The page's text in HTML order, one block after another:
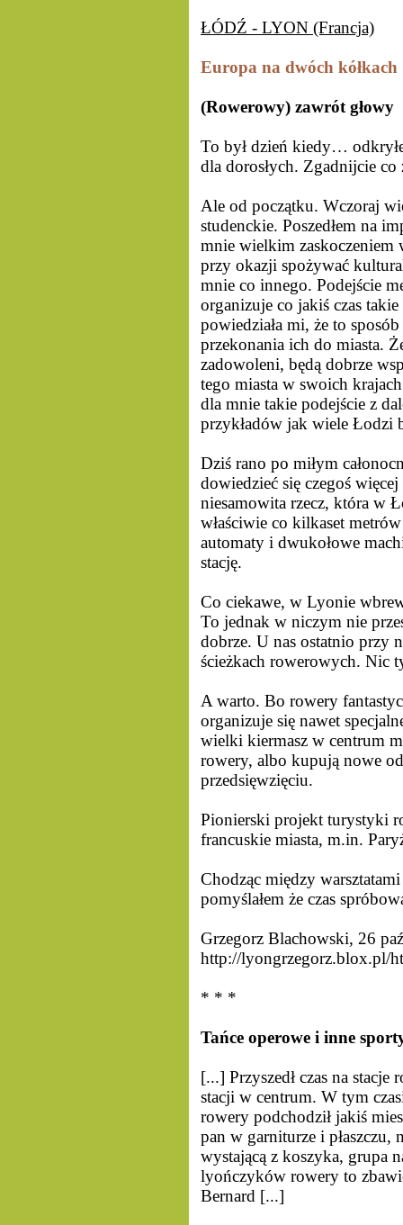
ŁÓDŹ - LYON (Francja)
Europa na dwóch kółkach
(Rowerowy) zawrót głowy
To był dzień kiedy…
dla dorosłych. Zgadnijcie
Ale od początku. Wczoraj
studenckie. Poszedłem na
mnie wielkim zaskoczeniem
przy okazji spożywać
mnie co innego. Podejście
organizuje co jakiś czas
powiedziała mi, że to
przekonania ich do miasta.
zadowoleni, będą dobrze
tego miasta w swoich
dla mnie takie podejście z
przykładów jak wiele Łodzi
Dziś rano po miłym
dowiedzieć się czegoś
niesamowita rzecz, która w
właściwie co kilkaset
automaty i dwukołowe
stację.
Co ciekawe, w Lyonie
To jednak w niczym nie
dobrze. U nas ostatnio przy
ścieżkach rowerowych. Nic
A warto. Bo rowery
organizuje się nawet
wielki kiermasz w centrum
rowery, albo kupują nowe
przedsięwzięciu.
Pionierski projekt turystyki
francuskie miasta, m.in.
Chodząc między
pomyślałem że czas
Grzegorz Blachowski, 26
http://lyongrzegorz.blox.pl/
* * *
Tańce operowe i inne
[...] Przyszedł czas na
stacji w centrum. W tym
rowery podchodził jakiś
pan w garniturze i płaszczu,
wystającą z koszyka, grupa
lyończyków rowery to
Bernard [...]